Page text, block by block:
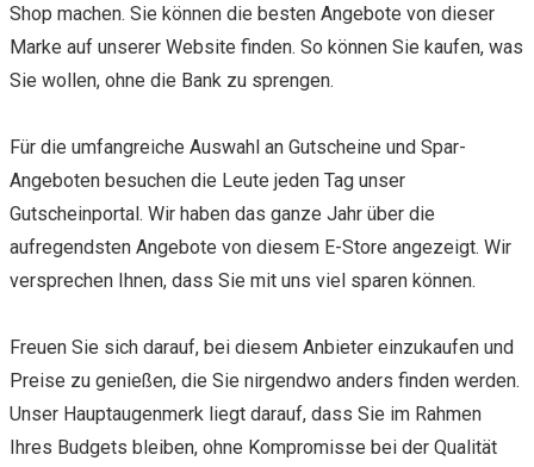
Shop machen. Sie können die besten Angebote von dieser
Marke auf unserer Website finden. So können Sie kaufen, was
Sie wollen, ohne die Bank zu sprengen.
Für die umfangreiche Auswahl an Gutscheine und Spar-
Angeboten besuchen die Leute jeden Tag unser
Gutscheinportal. Wir haben das ganze Jahr über die
aufregendsten Angebote von diesem E-Store angezeigt. Wir
versprechen Ihnen, dass Sie mit uns viel sparen können.
Freuen Sie sich darauf, bei diesem Anbieter einzukaufen und
Preise zu genießen, die Sie nirgendwo anders finden werden.
Unser Hauptaugenmerk liegt darauf, dass Sie im Rahmen
Ihres Budgets bleiben, ohne Kompromisse bei der Qualität